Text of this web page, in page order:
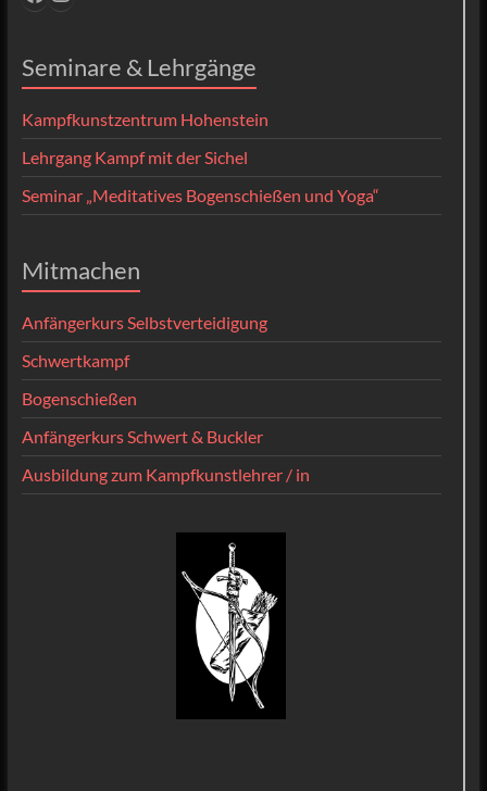
Seminare & Lehrgänge
Kampfkunstzentrum Hohenstein
Lehrgang Kampf mit der Sichel
Seminar „Meditatives Bogenschießen und Yoga“
Mitmachen
Anfängerkurs Selbstverteidigung
Schwertkampf
Bogenschießen
Anfängerkurs Schwert & Buckler
Ausbildung zum Kampfkunstlehrer / in